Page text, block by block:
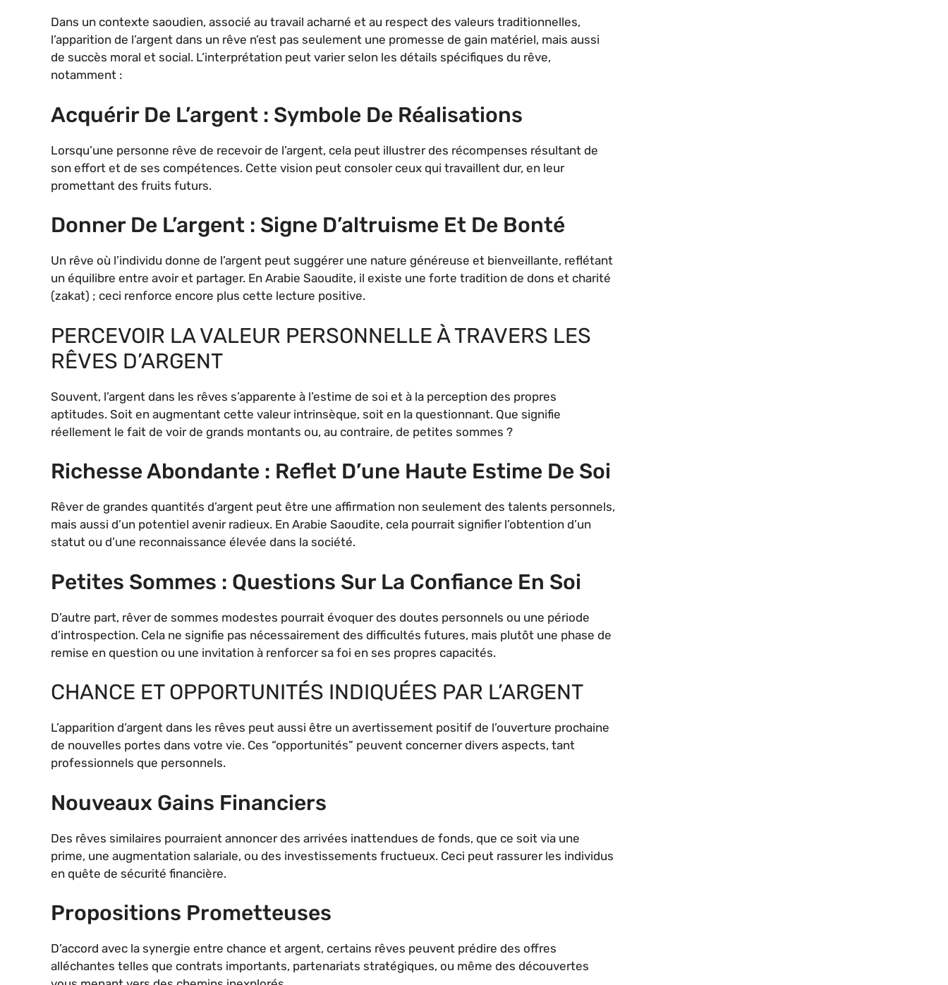
Dans un contexte saoudien, associé au travail acharné et au respect des valeurs traditionnelles,
l’apparition de l’argent dans un rêve n’est pas seulement une promesse de gain matériel, mais aussi
de succès moral et social. L’interprétation peut varier selon les détails spécifiques du rêve,
notamment :
Acquérir De L’argent : Symbole De Réalisations
Lorsqu’une personne rêve de recevoir de l’argent, cela peut illustrer des récompenses résultant de
son effort et de ses compétences. Cette vision peut consoler ceux qui travaillent dur, en leur
promettant des fruits futurs.
Donner De L’argent : Signe D’altruisme Et De Bonté
Un rêve où l’individu donne de l’argent peut suggérer une nature généreuse et bienveillante, reflétant
un équilibre entre avoir et partager. En Arabie Saoudite, il existe une forte tradition de dons et charité
(zakat) ; ceci renforce encore plus cette lecture positive.
PERCEVOIR LA VALEUR PERSONNELLE À TRAVERS LES
RÊVES D’ARGENT
Souvent, l’argent dans les rêves s’apparente à l’estime de soi et à la perception des propres
aptitudes. Soit en augmentant cette valeur intrinsèque, soit en la questionnant. Que signifie
réellement le fait de voir de grands montants ou, au contraire, de petites sommes ?
Richesse Abondante : Reflet D’une Haute Estime De Soi
Rêver de grandes quantités d’argent peut être une affirmation non seulement des talents personnels,
mais aussi d’un potentiel avenir radieux. En Arabie Saoudite, cela pourrait signifier l’obtention d’un
statut ou d’une reconnaissance élevée dans la société.
Petites Sommes : Questions Sur La Confiance En Soi
D’autre part, rêver de sommes modestes pourrait évoquer des doutes personnels ou une période
d’introspection. Cela ne signifie pas nécessairement des difficultés futures, mais plutôt une phase de
remise en question ou une invitation à renforcer sa foi en ses propres capacités.
CHANCE ET OPPORTUNITÉS INDIQUÉES PAR L’ARGENT
L’apparition d’argent dans les rêves peut aussi être un avertissement positif de l’ouverture prochaine
de nouvelles portes dans votre vie. Ces “opportunités” peuvent concerner divers aspects, tant
professionnels que personnels.
Nouveaux Gains Financiers
Des rêves similaires pourraient annoncer des arrivées inattendues de fonds, que ce soit via une
prime, une augmentation salariale, ou des investissements fructueux. Ceci peut rassurer les individus
en quête de sécurité financière.
Propositions Prometteuses
D’accord avec la synergie entre chance et argent, certains rêves peuvent prédire des offres
alléchantes telles que contrats importants, partenariats stratégiques, ou même des découvertes